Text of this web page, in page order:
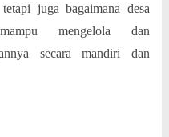
juga bagaimana desa
mengelola dan
secara mandiri dan